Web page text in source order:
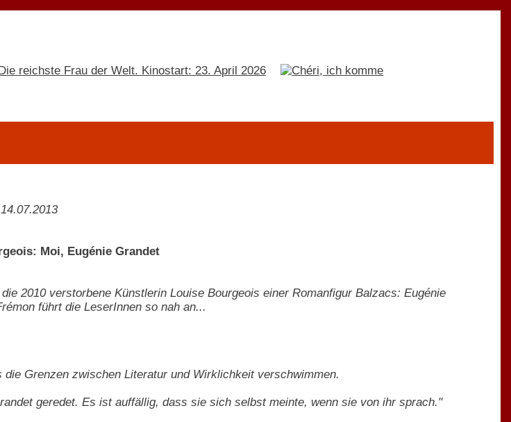
Moi, Eugénie Grandet
2010 verstorbene Künstlerin Louise Bourgeois einer Romanfigur Balzacs: Eugénie
führt die LeserInnen so nah an...
Grenzen zwischen Literatur und Wirklichkeit verschwimmen.
geredet. Es ist auffällig, dass sie sich selbst meinte, wenn sie von ihr sprach."